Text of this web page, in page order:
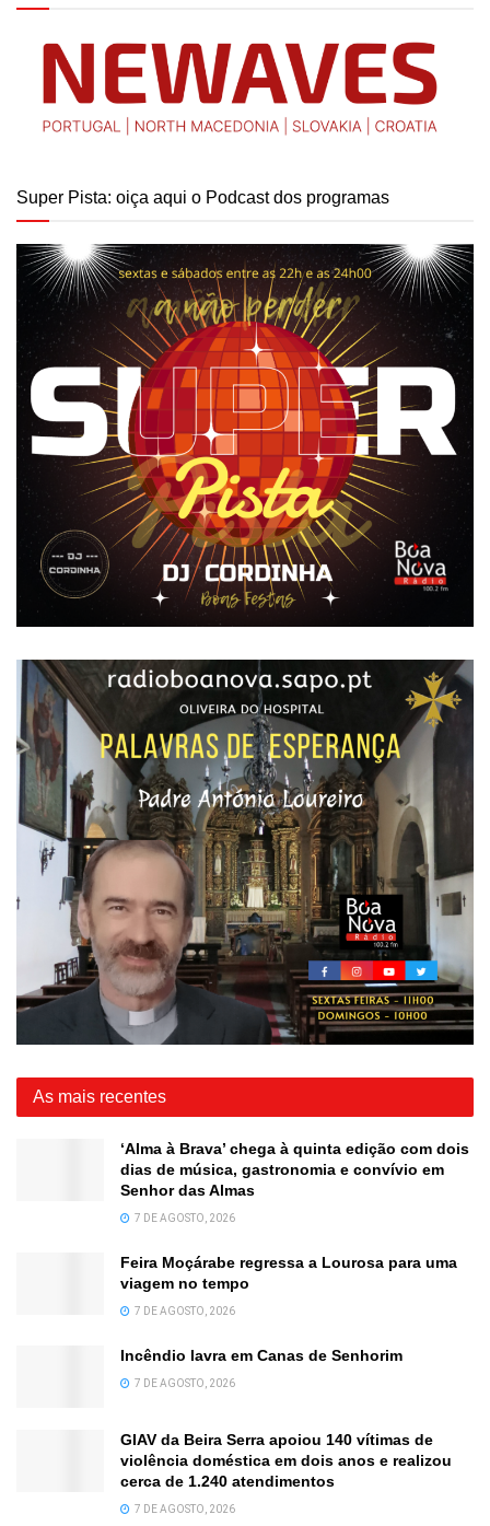
Super Pista: oiça aqui o Podcast dos programas
As mais recentes
‘Alma à Brava’ chega à quinta edição com dois
dias de música, gastronomia e convívio em
Senhor das Almas
7 DE AGOSTO, 2026
Feira Moçárabe regressa a Lourosa para uma
viagem no tempo
7 DE AGOSTO, 2026
Incêndio lavra em Canas de Senhorim
7 DE AGOSTO, 2026
GIAV da Beira Serra apoiou 140 vítimas de
violência doméstica em dois anos e realizou
cerca de 1.240 atendimentos
7 DE AGOSTO, 2026